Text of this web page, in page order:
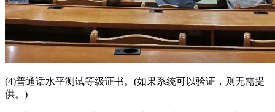
(4)普通话水平测试等级证书。(如果系统可以验证，则无需提
供。)